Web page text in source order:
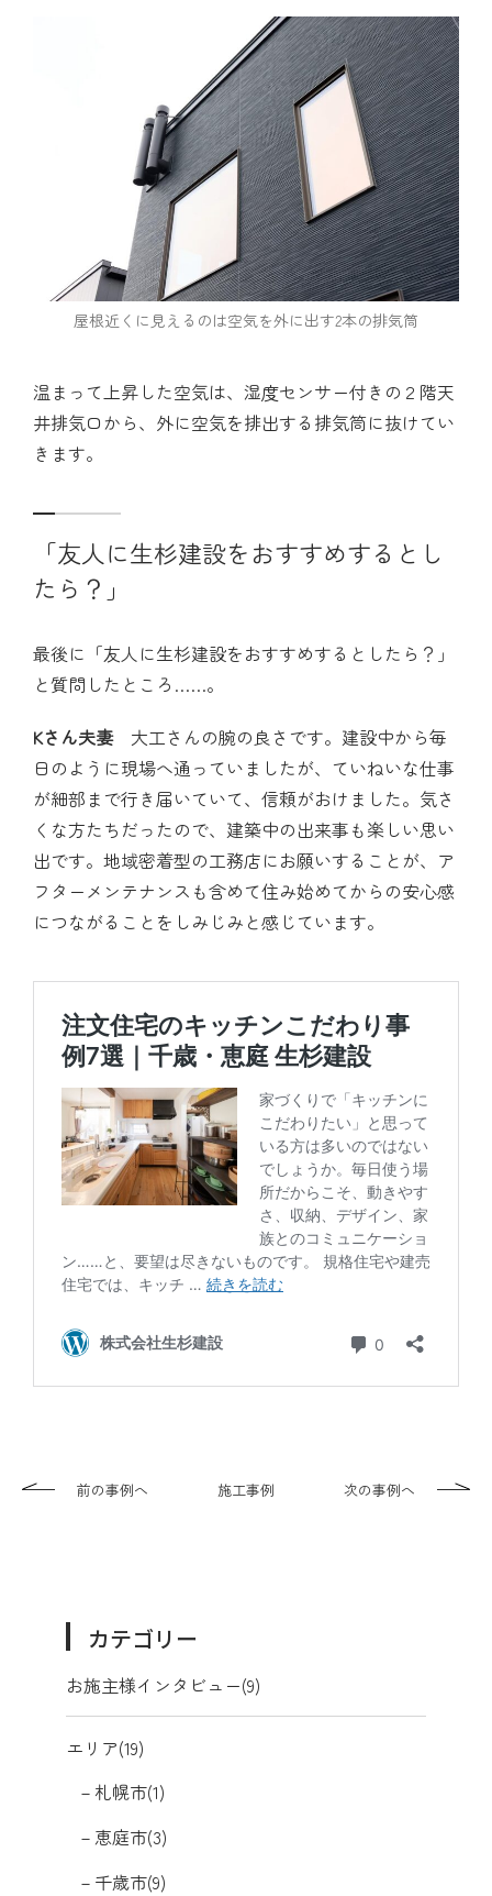
屋根近くに見えるのは空気を外に出す2本の排気筒
温まって上昇した空気は、湿度センサー付きの２階天
井排気口から、外に空気を排出する排気筒に抜けてい
きます。
「友人に生杉建設をおすすめするとし
たら？」
最後に「友人に生杉建設をおすすめするとしたら？」
と質問したところ……。
Kさん夫妻大工さんの腕の良さです。建設中から毎
日のように現場へ通っていましたが、ていねいな仕事
が細部まで行き届いていて、信頼がおけました。気さ
くな方たちだったので、建築中の出来事も楽しい思い
出です。地域密着型の工務店にお願いすることが、ア
フターメンテナンスも含めて住み始めてからの安心感
につながることをしみじみと感じています。
前の事例へ 施工事例 次の事例へ
カテゴリー
お施主様インタビュー(9)
エリア(19)
札幌市(1)
恵庭市(3)
千歳市(9)